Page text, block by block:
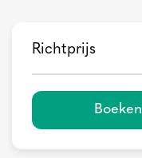
Richtprijs